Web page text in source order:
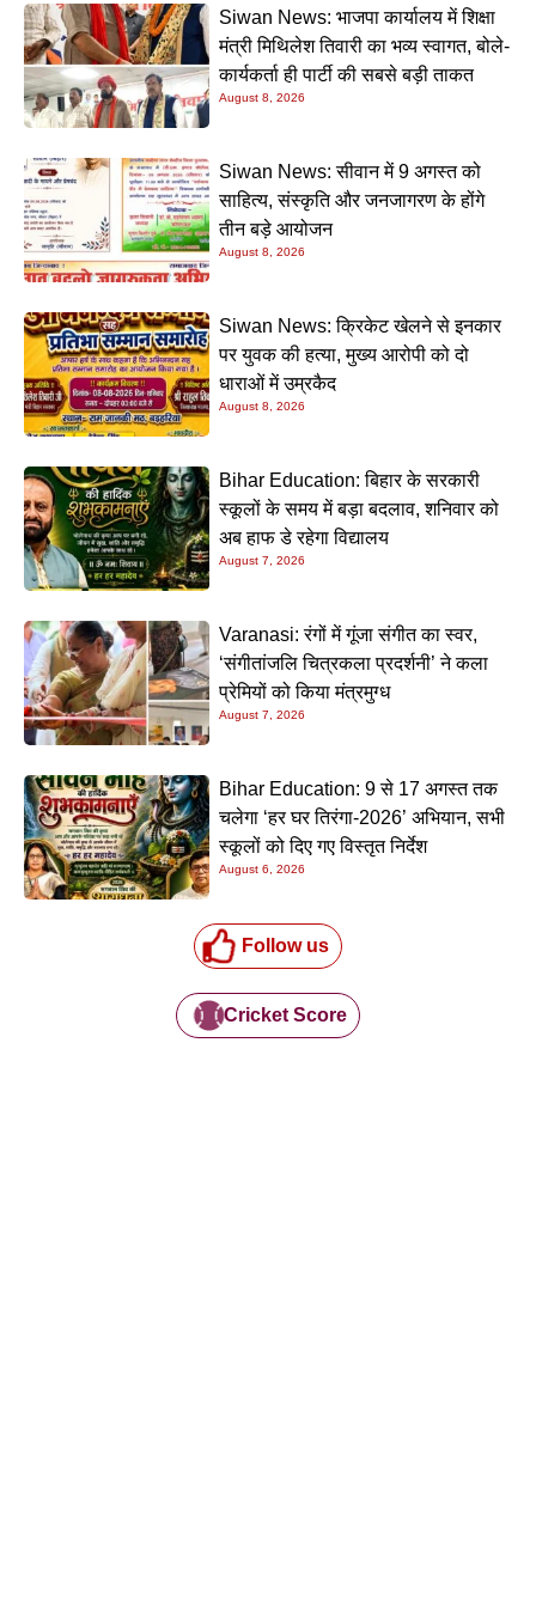
Siwan News: भाजपा कार्यालय में शिक्षा
मंत्री मिथिलेश तिवारी का भव्य स्वागत, बोले-
कार्यकर्ता ही पार्टी की सबसे बड़ी ताकत
August 8, 2026
Siwan News: सीवान में 9 अगस्त को
साहित्य, संस्कृति और जनजागरण के होंगे
तीन बड़े आयोजन
August 8, 2026
Siwan News: क्रिकेट खेलने से इनकार
पर युवक की हत्या, मुख्य आरोपी को दो
धाराओं में उम्रकैद
August 8, 2026
Bihar Education: बिहार के सरकारी
स्कूलों के समय में बड़ा बदलाव, शनिवार को
अब हाफ डे रहेगा विद्यालय
August 7, 2026
Varanasi: रंगों में गूंजा संगीत का स्वर,
‘संगीतांजलि चित्रकला प्रदर्शनी’ ने कला
प्रेमियों को किया मंत्रमुग्ध
August 7, 2026
Bihar Education: 9 से 17 अगस्त तक
चलेगा ‘हर घर तिरंगा-2026’ अभियान, सभी
स्कूलों को दिए गए विस्तृत निर्देश
August 6, 2026
Follow us
Cricket Score